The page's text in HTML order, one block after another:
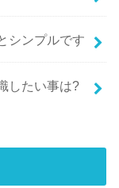
シンプルです
したい事は?